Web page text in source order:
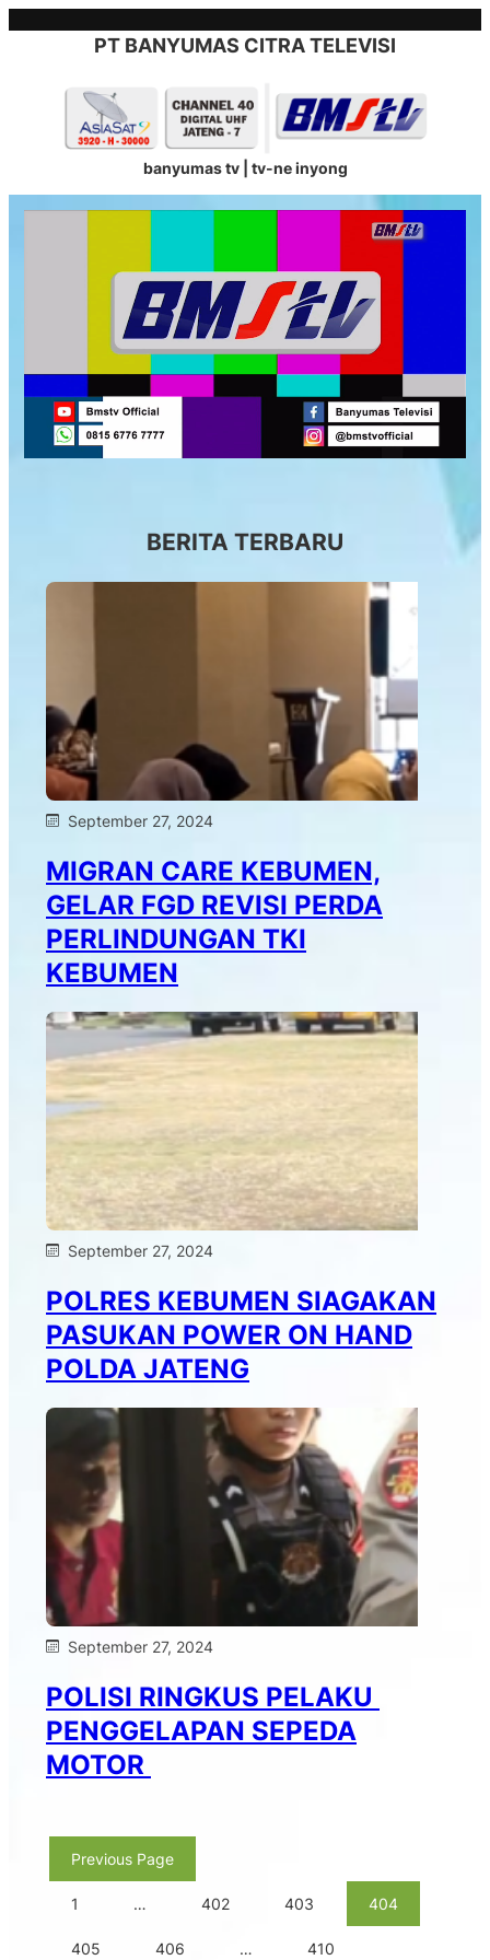
PT BANYUMAS CITRA TELEVISI
banyumas tv | tv-ne inyong
UnmuteStream
BERITA TERBARU
September 27, 2024
MIGRAN CARE KEBUMEN,
GELAR FGD REVISI PERDA
PERLINDUNGAN TKI
KEBUMEN
September 27, 2024
POLRES KEBUMEN SIAGAKAN
PASUKAN POWER ON HAND
POLDA JATENG
September 27, 2024
POLISI RINGKUS PELAKU
PENGGELAPAN SEPEDA
MOTOR
Previous Page
1 … 402 403 404
405 406 … 410